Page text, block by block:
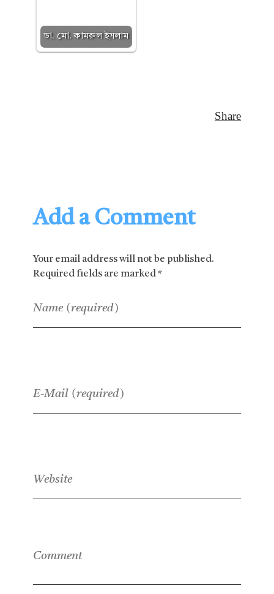
ডা. মো. কামরুল ইসলাম
Add a Comment
Your email address will not be published.
Required fields are marked *